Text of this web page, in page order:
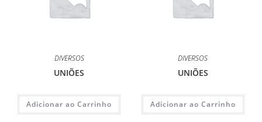
DIVERSOS
UNIÕES
Adicionar ao Carrinho
DIVERSOS
UNIÕES
Adicionar ao Carrinho